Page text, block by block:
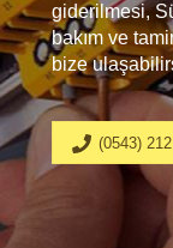
giderilmesi,
bakım ve
bize
(0543)